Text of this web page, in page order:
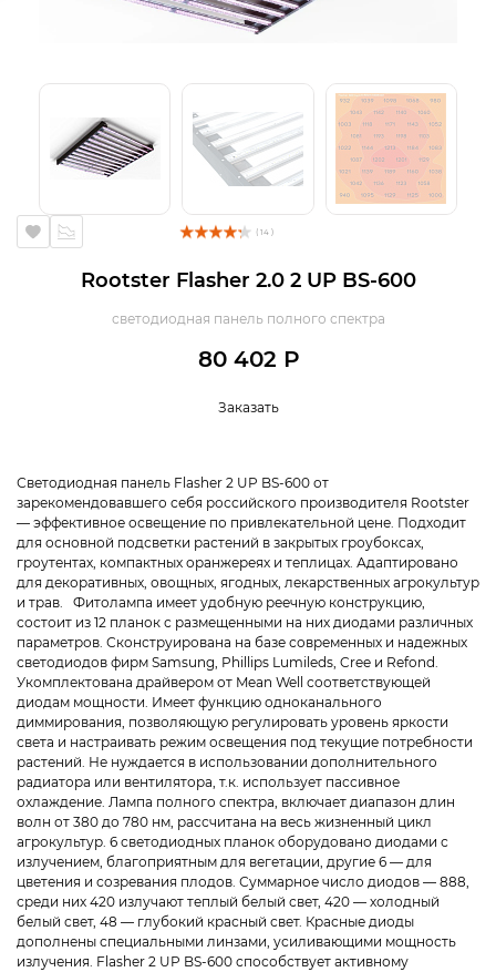
( 14 )
Rootster Flasher 2.0 2 UP BS-600
светодиодная панель полного спектра
80 402 Р
Заказать
Светодиодная панель Flasher 2 UP BS-600 от
зарекомендовавшего себя российского производителя Rootster
— эффективное освещение по привлекательной цене. Подходит
для основной подсветки растений в закрытых гроубоксах,
гроутентах, компактных оранжереях и теплицах. Адаптировано
для декоративных, овощных, ягодных, лекарственных агрокультур
и трав. Фитолампа имеет удобную реечную конструкцию,
состоит из 12 планок с размещенными на них диодами различных
параметров. Сконструирована на базе современных и надежных
светодиодов фирм Samsung, Phillips Lumileds, Cree и Refond.
Укомплектована драйвером от Mean Well соответствующей
диодам мощности. Имеет функцию одноканального
диммирования, позволяющую регулировать уровень яркости
света и настраивать режим освещения под текущие потребности
растений. Не нуждается в использовании дополнительного
радиатора или вентилятора, т.к. использует пассивное
охлаждение. Лампа полного спектра, включает диапазон длин
волн от 380 до 780 нм, рассчитана на весь жизненный цикл
агрокультур. 6 светодиодных планок оборудовано диодами с
излучением, благоприятным для вегетации, другие 6 — для
цветения и созревания плодов. Суммарное число диодов — 888,
среди них 420 излучают теплый белый свет, 420 — холодный
белый свет, 48 — глубокий красный свет. Красные диоды
дополнены специальными линзами, усиливающими мощность
излучения. Flasher 2 UP BS-600 способствует активному